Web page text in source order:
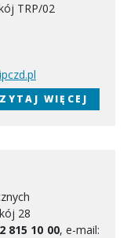
TRP/02
WIĘCEJ
28
815 10 00, e-mail: